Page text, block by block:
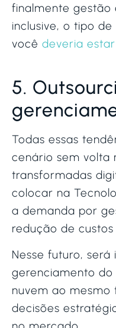
finalmente gestão
inclusive, o tipo
você deveria
5.
Todas essas
cenário sem volta
transformadas
colocar na
a demanda por
redução de
Nesse futuro,
gerenciamento
nuvem ao
decisões